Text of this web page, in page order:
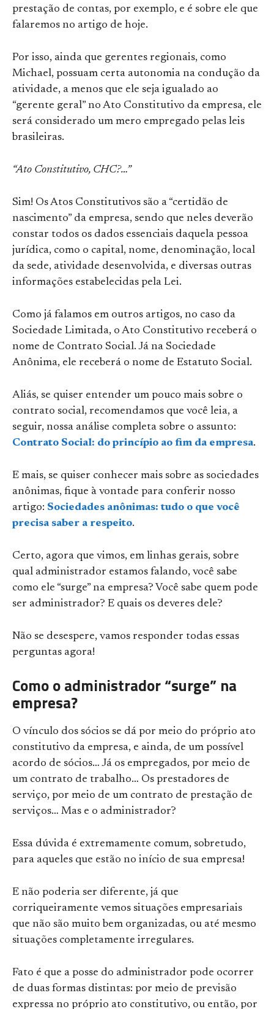
prestação de contas, por exemplo, e é sobre ele que
falaremos no artigo de hoje.
Por isso, ainda que gerentes regionais, como
Michael, possuam certa autonomia na condução da
atividade, a menos que ele seja igualado ao
“gerente geral” no Ato Constitutivo da empresa, ele
será considerado um mero empregado pelas leis
brasileiras.
“Ato Constitutivo, CHC?…”
Sim! Os Atos Constitutivos são a “certidão de
nascimento” da empresa, sendo que neles deverão
constar todos os dados essenciais daquela pessoa
jurídica, como o capital, nome, denominação, local
da sede, atividade desenvolvida, e diversas outras
informações estabelecidas pela Lei.
Como já falamos em outros artigos, no caso da
Sociedade Limitada, o Ato Constitutivo receberá o
nome de Contrato Social. Já na Sociedade
Anônima, ele receberá o nome de Estatuto Social.
Aliás, se quiser entender um pouco mais sobre o
contrato social, recomendamos que você leia, a
seguir, nossa análise completa sobre o assunto:
Contrato Social: do princípio ao fim da empresa.
E mais, se quiser conhecer mais sobre as sociedades
anônimas, fique à vontade para conferir nosso
artigo: Sociedades anônimas: tudo o que você
precisa saber a respeito.
Certo, agora que vimos, em linhas gerais, sobre
qual administrador estamos falando, você sabe
como ele “surge” na empresa? Você sabe quem pode
ser administrador? E quais os deveres dele?
Não se desespere, vamos responder todas essas
perguntas agora!
Como o administrador “surge” na
empresa?
O vínculo dos sócios se dá por meio do próprio ato
constitutivo da empresa, e ainda, de um possível
acordo de sócios… Já os empregados, por meio de
um contrato de trabalho… Os prestadores de
serviço, por meio de um contrato de prestação de
serviços… Mas e o administrador?
Essa dúvida é extremamente comum, sobretudo,
para aqueles que estão no início de sua empresa!
E não poderia ser diferente, já que
corriqueiramente vemos situações empresariais
que não são muito bem organizadas, ou até mesmo
situações completamente irregulares.
Fato é que a posse do administrador pode ocorrer
de duas formas distintas: por meio de previsão
expressa no próprio ato constitutivo, ou então, por